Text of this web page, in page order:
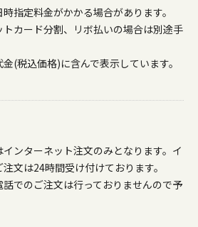
指定料金がかかる場合があります。
カード分割、リボ払いの場合は別途手
(税込価格)に含んで表示しています。
ンターネット注文のみとなります。イ
文は24時間受け付けております。
でのご注文は行っておりませんので予